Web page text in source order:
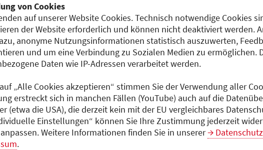
von Cookies
auf unserer Website Cookies. Technisch notwendige Cookies
der Website erforderlich und können nicht deaktiviert werden.
anonyme Nutzungsinformationen statistisch auszuwerten,
und um eine Verbindung zu Sozialen Medien zu ermöglichen.
Daten wie IP-Adressen verarbeitet werden.
„Alle Cookies akzeptieren“ stimmen Sie der Verwendung aller
erstreckt sich in manchen Fällen (YouTube) auch auf die
(etwa die USA), die derzeit kein mit der EU vergleichbares
Einstellungen“ können Sie Ihre Zustimmung jederzeit
Weitere Informationen finden Sie in unserer
.
entsprechen den unmittelbar vom Veranstalter getätigten
obliegt dem Veranstalter.
neu laden